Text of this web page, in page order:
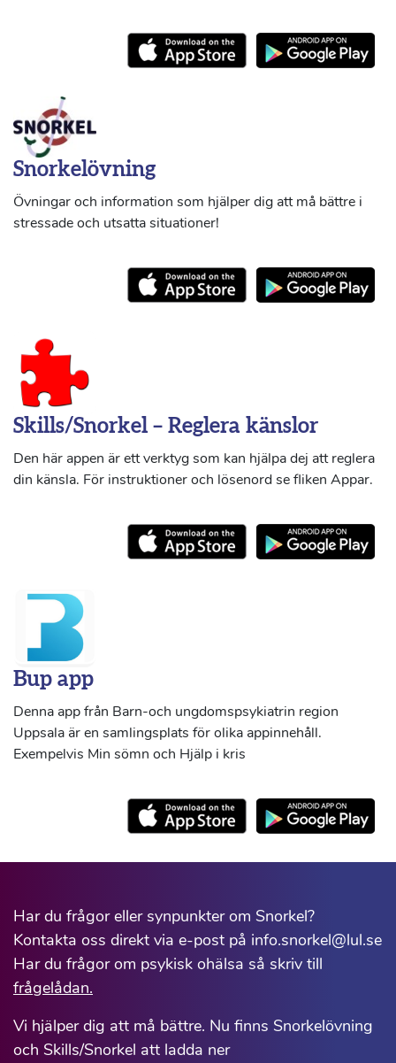
Snorkelövning
Övningar och information som hjälper dig att må bättre i
stressade och utsatta situationer!
Skills/Snorkel – Reglera känslor
Den här appen är ett verktyg som kan hjälpa dej att reglera
din känsla. För instruktioner och lösenord se fliken Appar.
Bup app
Denna app från Barn-och ungdomspsykiatrin region
Uppsala är en samlingsplats för olika appinnehåll.
Exempelvis Min sömn och Hjälp i kris
Har du frågor eller synpunkter om Snorkel?
Kontakta oss direkt via e-post på info.snorkel@lul.se
Har du frågor om psykisk ohälsa så skriv till
frågelådan.
Vi hjälper dig att må bättre. Nu finns Snorkelövning
och Skills/Snorkel att ladda ner